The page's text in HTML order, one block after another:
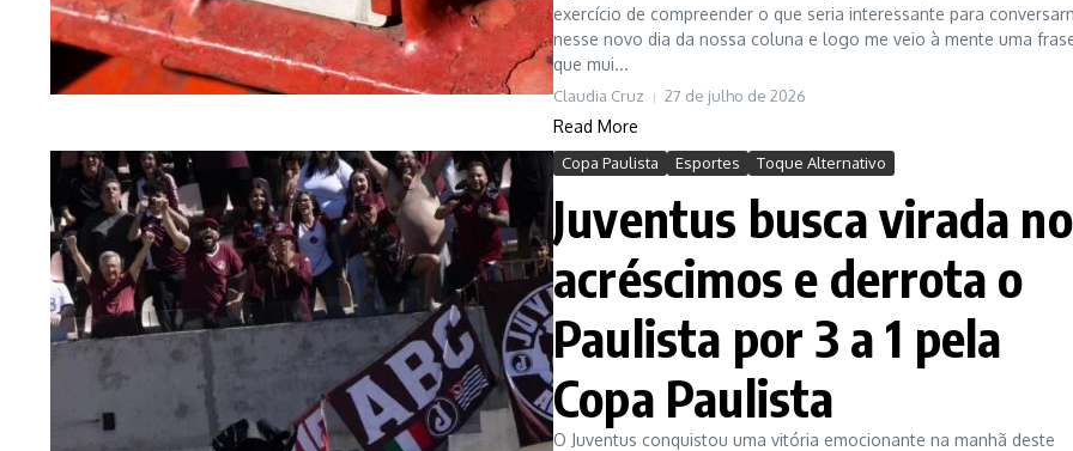
exercício de compreender o que seria interessante para
nesse novo dia da nossa coluna e logo me veio à mente uma
que mui...
Claudia Cruz 27 de julho de 2026
Read More
Copa Paulista Esportes Toque Alternativo
Juventus busca virada
acréscimos e derrota o
Paulista por 3 a 1 pela
Copa Paulista
O Juventus conquistou uma vitória emocionante na manhã deste